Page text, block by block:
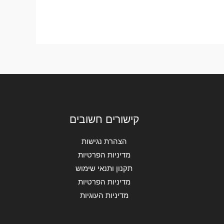
קישורים חשובים
הצהרת נגישות
מדיניות הפרטיות
תקנון ותנאי שימוש
מדיניות הפרטיות
מדיניות העוגיות